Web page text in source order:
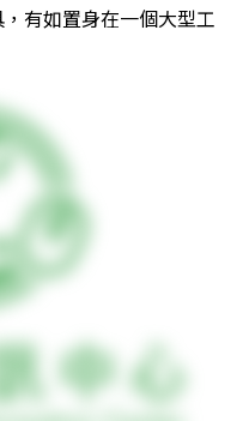
有如置身在一個大型工